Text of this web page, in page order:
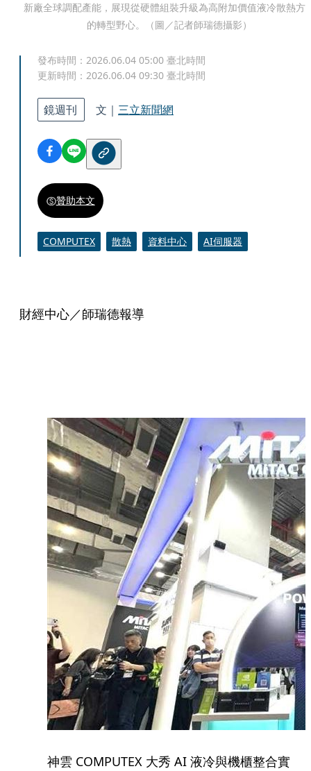
新廠全球調配產能，展現從硬體組裝升級為高附加價值液冷散熱方
的轉型野心。（圖／記者師瑞德攝影）
發布時間： 2026.06.04 05:00 臺北時間
更新時間： 2026.06.04 09:30 臺北時間
鏡週刊 文｜ 三立新聞網
贊助本文
COMPUTEX 散熱 資料中心 AI伺服器
財經中心／師瑞德報導
神雲 COMPUTEX 大秀 AI 液冷與機櫃整合實